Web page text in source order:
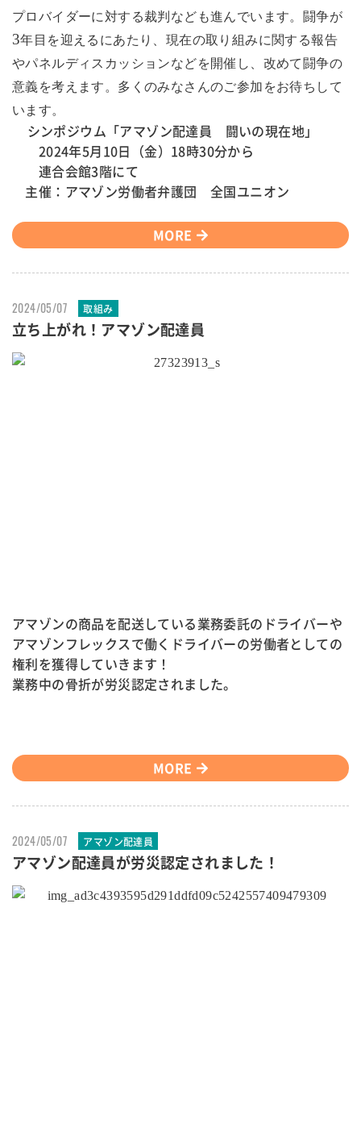
プロバイダーに対する裁判なども進んでいます。闘争が
3年目を迎えるにあたり、現在の取り組みに関する報告
やパネルディスカッションなどを開催し、改めて闘争の
意義を考えます。多くのみなさんのご参加をお待ちして
います。
シンポジウム「アマゾン配達員 闘いの現在地」
2024年5月10日（金）18時30分から
連合会館3階にて
主催：アマゾン労働者弁護団 全国ユニオン
MORE
2024/05/07 取組み
立ち上がれ！アマゾン配達員
アマゾンの商品を配送している業務委託のドライバーや
アマゾンフレックスで働くドライバーの労働者としての
権利を獲得していきます！
業務中の骨折が労災認定されました。
MORE
2024/05/07 アマゾン配達員
アマゾン配達員が労災認定されました！